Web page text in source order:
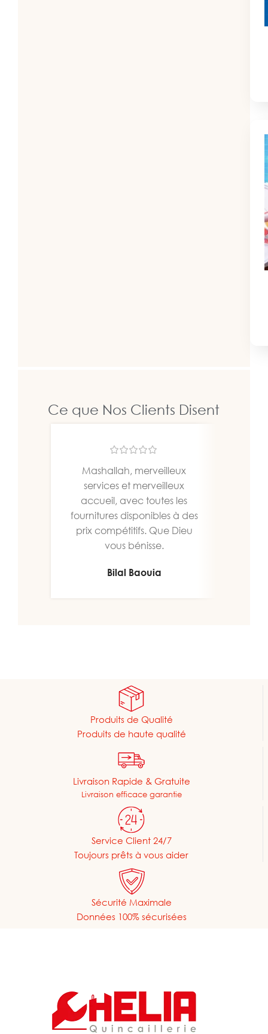
Ce que Nos Clients Disent
Mashallah, merveilleux
services et merveilleux
accueil, avec toutes les
fournitures disponibles à des
prix compétitifs. Que Dieu
vous bénisse.
Bilal Baouia
Produits de Qualité
Produits de haute qualité
Livraison Rapide & Gratuite
Livraison efficace garantie
Service Client 24/7
Toujours prêts à vous aider
Sécurité Maximale
Données 100% sécurisées